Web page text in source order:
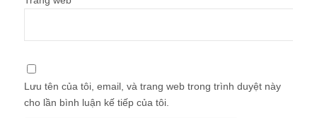
Lưu tên của tôi, email, và trang web trong trình duyệt này
cho lần bình luận kế tiếp của tôi.